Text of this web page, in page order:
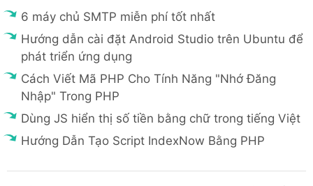
6 máy chủ SMTP miễn phí tốt nhất
Hướng dẫn cài đặt Android Studio trên Ubuntu để
phát triển ứng dụng
Cách Viết Mã PHP Cho Tính Năng "Nhớ Đăng
Nhập" Trong PHP
Dùng JS hiển thị số tiền bằng chữ trong tiếng Việt
Hướng Dẫn Tạo Script IndexNow Bằng PHP